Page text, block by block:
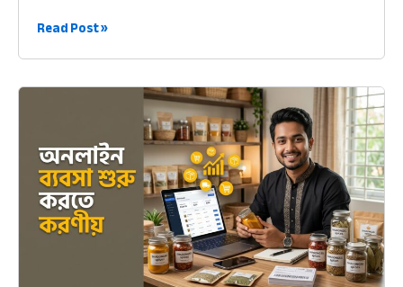
কাপড়ের
করার
হওয়ার
৫টি
আধুনিক
ধাপ
Read Post »